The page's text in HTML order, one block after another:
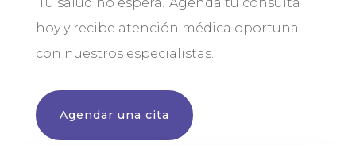
hoy y recibe atención médica oportuna
con nuestros especialistas.
Agendar una cita